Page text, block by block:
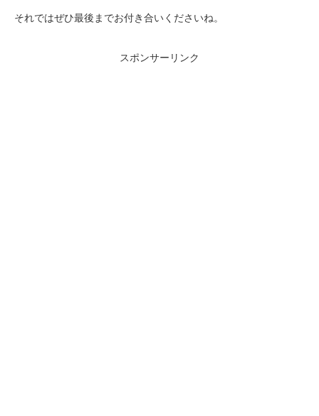
それではぜひ最後までお付き合いくださいね。
スポンサーリンク